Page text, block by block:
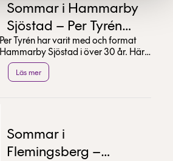
Sommar i Hammarby
Sjöstad – Per Tyrén
tipsar
Per Tyrén har varit med och format
Hammarby Sjöstad i över 30 år. Här
delar han med sig av sina bästa tips
för en sommar...
Läs mer
Sommar i
Flemingsberg –